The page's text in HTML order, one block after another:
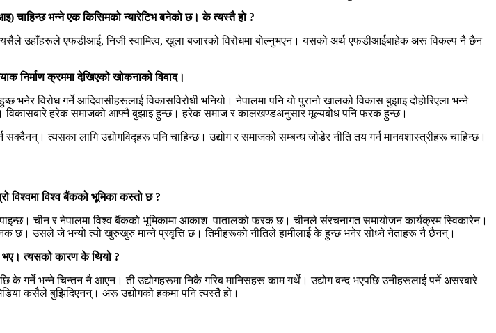
चाहिन्छ भन्ने एक किसिमको न्यारेटिभ बनेको छ। के त्यस्तै हो ?
उहाँहरूले एफडीआई, निजी स्वामित्व, खुला बजारको विरोधमा बोल्नुभएन। यसको अर्थ एफडीआईबाहेक अरू विकल्प नै छैन
निर्माण क्रममा देखिएको खोकनाको विवाद।
भनेर विरोध गर्ने आदिवासीहरूलाई विकासविरोधी भनियो। नेपालमा पनि यो पुरानो खालको विकास बुझाइ दोहोरिएला भन्ने
विकासबारे हरेक समाजको आफ्नै बुझाइ हुन्छ। हरेक समाज र कालखण्डअनुसार मूल्यबोध पनि फरक हुन्छ।
त्यसका लागि उद्योगविद्हरू पनि चाहिन्छ। उद्योग र समाजको सम्बन्ध जोडेर नीति तय गर्न मानवशास्त्रीहरू चाहिन्छ।
विश्वमा विश्व बैंकको भूमिका कस्तो छ ?
चीन र नेपालमा विश्व बैंकको भूमिकामा आकाश–पातालको फरक छ। चीनले संरचनागत समायोजन कार्यक्रम स्विकारेन।
छ। उसले जे भन्यो त्यो खुरुखुरु मान्ने प्रवृत्ति छ। तिमीहरूको नीतिले हामीलाई के हुन्छ भनेर सोध्ने नेताहरू नै छैनन्।
भए। त्यसको कारण के थियो ?
के गर्ने भन्ने चिन्तन नै आएन। ती उद्योगहरूमा निकै गरिब मानिसहरू काम गर्थे। उद्योग बन्द भएपछि उनीहरूलाई पर्ने असरबारे
कसैले बुझिदिएनन्। अरू उद्योगको हकमा पनि त्यस्तै हो।